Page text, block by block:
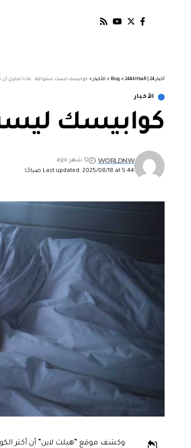
أخبار 24 | 24AkHbaR >
Blog
> الأخبار > كوابيسك ليست عشوائية.. ماذا تحاول أن
الأخبار
كوابيسك
Last updated: 2025/08/18 at 5:44 صباحًا
WORLDNW
12 شهر ago
وكشف موقع “هيلث لاين” أن أكثر